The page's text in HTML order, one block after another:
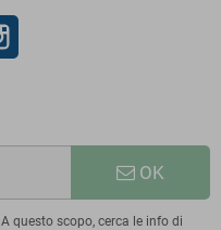
OK
questo scopo, cerca le info di